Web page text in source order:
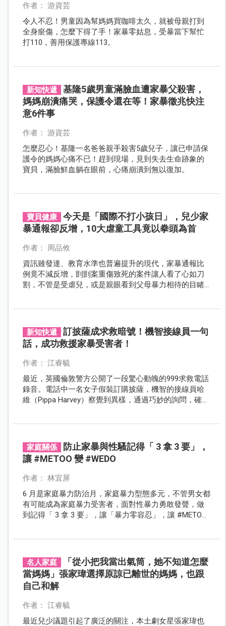
作者： 游資芸
令人不忍！男童因為幫媽媽買咖啡太久，就被母親打到
全身瘀傷，怎麼下得了手！家暴零姑息，受暴當下幫忙
打110，善用保護專線113。
新知快遞
基隆5歲男童滿臉血遭家暴父殺害，
媽媽崩潰痛哭，保護令還在等！家暴徵兆快注
意6件事
作者： 游資芸
怎麼忍心！基隆一名爸爸親手殺害5歲兒子，讓已申請保
護令的媽媽心痛不已！趕到現場，見到失去生命跡象的
寶貝，滿臉鮮血躺在眼前，心痛崩潰到無以復加。
寶貝健康
今天是「國際不打小孩日」，兒少家
暴通報卻反增，10大虐童工具竟以拳頭為首
作者： 周品攸
資訊雖發達、教育水準也普遍提升的現代，家暴通報比
例竟不減反增，剴剴案重傷致死的案件讓人看了心如刀
割，不管是受虐兒，或是親眼看到父母暴力相待的目睹
新知快遞
訂披薩成求救暗號！機智接線員一句
話，成功救援家暴受害者！
作者： 江睿毓
最近，英國倫敦警方公開了一段驚心動魄的999求救電話
錄音。電話中一名女子假裝訂購披薩，機智的接線員哈
維（Pippa Harvey）察覺到異樣，通過巧妙的詢問，確認
家庭關係
防止家暴與性騷記得「 3 拿 3 要」，
讓 #METOO 變 #WEDO
作者： 林宜屏
6 月是家庭暴力防治月，家庭暴力型態多元，不管男女都
有可能成為家庭暴力受害者，面對性暴力勇敢發聲，做
到記得「 3 拿 3 要」，讓「暴力零容忍」，讓 #METOO
名人家庭
「從小把我當出氣筒，她不知道怎麼
當媽媽」張家瑋選擇原諒已離世的媽媽，也跟
自己和解
作者： 江睿毓
最近兒少議題引起了廣泛的關注，本土劇女星張家瑋也